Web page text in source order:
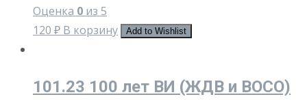
Оценка 0 из 5
120 ₽ В корзину Add to Wishlist
101.23 100 лет ВИ (ЖДВ и ВОСО)